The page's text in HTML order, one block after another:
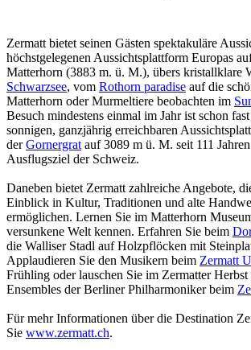
Zermatt bietet seinen Gästen spektakuläre
höchstgelegenen Aussichtsplattform Europas
Matterhorn (3883 m. ü. M.), übers kristallklare
Schwarzsee, vom Rothorn paradise auf die
Matterhorn oder Murmeltiere beobachten im
Besuch mindestens einmal im Jahr ist schon
sonnigen, ganzjährig erreichbaren
derGornergrat auf 3089 m ü. M. seit 111
Ausflugsziel der Schweiz.
Daneben bietet Zermatt zahlreiche Angebote,
Einblick in Kultur, Traditionen und alte
ermöglichen. Lernen Sie im Matterhorn
versunkene Welt kennen. Erfahren Sie beim
die Walliser Stadl auf Holzpflöcken mit
Applaudieren Sie den Musikern beim Zermatt
Frühling oder lauschen Sie im Zermatter Herbst
Ensembles der Berliner Philharmoniker beim
Für mehr Informationen über die Destination
Sie www.zermatt.ch.